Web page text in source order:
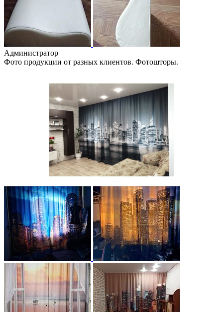
Администратор
Фото продукции от разных клиентов. Фотошторы.